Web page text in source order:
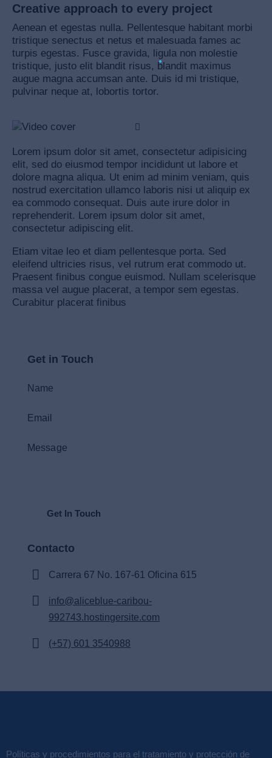
Creative approach to every project
Aenean et egestas nulla. Pellentesque habitant morbi
tristique senectus et netus et malesuada fames ac
turpis egestas. Fusce gravida, ligula non molestie
tristique, justo elit blandit risus, blandit maximus
augue magna accumsan ante. Duis id mi tristique,
pulvinar neque at, lobortis tortor.
Lorem ipsum dolor sit amet, consectetur adipisicing
elit, sed do eiusmod tempor incididunt ut labore et
dolore magna aliqua. Ut enim ad minim veniam, quis
nostrud exercitation ullamco laboris nisi ut aliquip ex
ea commodo consequat. Duis aute irure dolor in
reprehenderit. Lorem ipsum dolor sit amet,
consectetur adipiscing elit.
Etiam vitae leo et diam pellentesque porta. Sed
eleifend ultricies risus, vel rutrum erat commodo ut.
Praesent finibus congue euismod. Nullam scelerisque
massa vel augue placerat, a tempor sem egestas.
Curabitur placerat finibus
Get in Touch
Contacto
Carrera 67 No. 167-61 Oficina 615
info@aliceblue-caribou-
992743.hostingersite.com
(+57) 601 3540988
Políticas y procedimientos para el tratamiento y protección de